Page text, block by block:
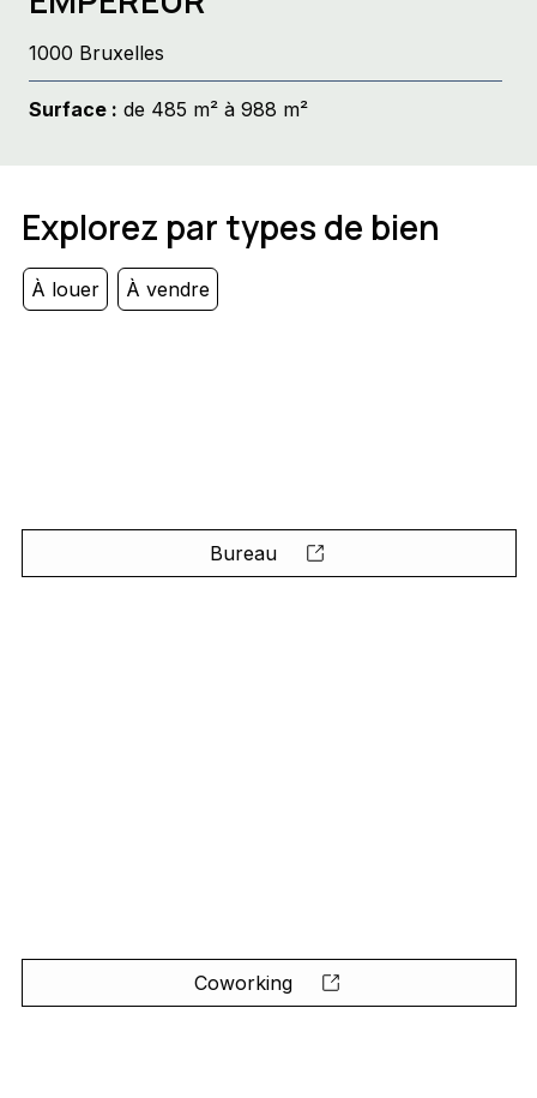
1000 Bruxelles
Surface : de 485 m² à 988 m²
Bureau
Coworking
Explorez par types de bien
À louer À vendre